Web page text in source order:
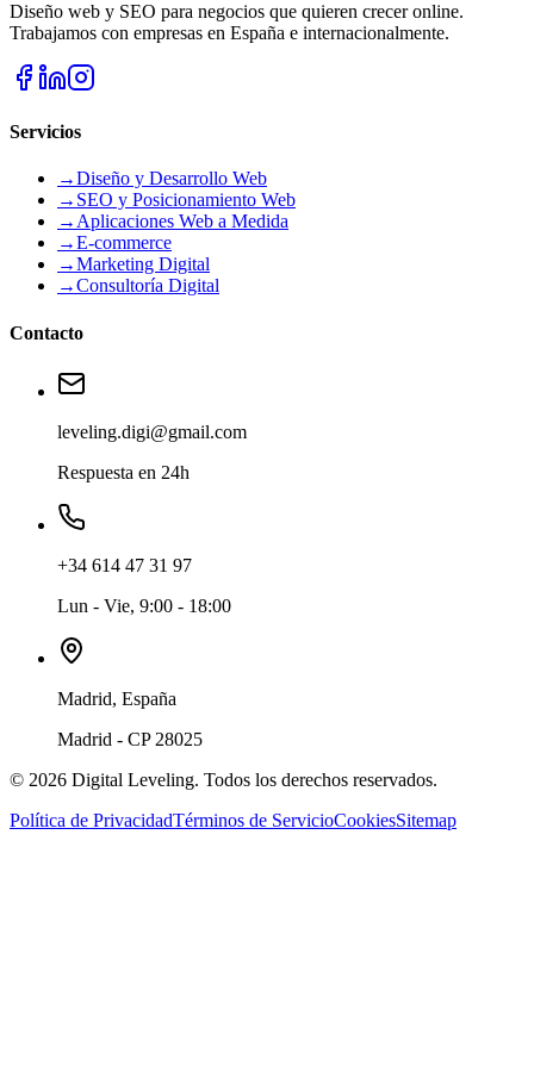
Diseño web y SEO para negocios que quieren crecer online.
Trabajamos con empresas en España e internacionalmente.
Servicios
→Diseño y Desarrollo Web
→ SEO y Posicionamiento Web
→Aplicaciones Web a Medida
→E-commerce
→Marketing Digital
→Consultoría Digital
Contacto
leveling.digi@gmail.com
Respuesta en 24h
+34 614 47 31 97
Lun - Vie, 9:00 - 18:00
Madrid, España
Madrid - CP 28025
© 2026 Digital Leveling. Todos los derechos reservados.
Política de PrivacidadTérminos de ServicioCookiesSitemap